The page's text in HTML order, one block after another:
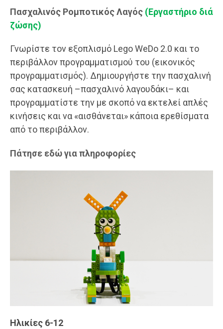
Πασχαλινός Ρομποτικός Λαγός (Εργαστήριο διά
ζώσης)
Γνωρίστε τον εξοπλισμό Lego WeDo 2.0 και το
περιβάλλον προγραμματισμού του (εικονικός
προγραμματισμός). Δημιουργήστε την πασχαλινή
σας κατασκευή –πασχαλινό λαγουδάκι– και
προγραμματίστε την με σκοπό να εκτελεί απλές
κινήσεις και να «αισθάνεται» κάποια ερεθίσματα
από το περιβάλλον.
Πάτησε εδώ για πληροφορίες
Ηλικίες 6-12